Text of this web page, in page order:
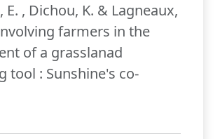
E. , Dichou, K. & Lagneaux,
farmers in the
of a grasslanad
tool : Sunshine's co-